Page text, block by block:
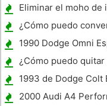
Honda
Eliminar el moho de
automóviles
¿Cómo puedo
EE.UU. ?
1990 Dodge Omni
¿Cómo puedo
Ford Focus?
1993 de Dodge Colt
2000 Audi A4